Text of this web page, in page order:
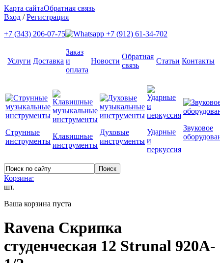
Карта сайтаОбратная связь
Вход /Регистрация
+7 (343) 206-07-75
+7 (912) 61-34-702
Услуги Доставка
Заказ
и
оплата
Новости
Обратная
связь
Статьи Контакты
Струнные
инструменты
Клавишные
инструменты
Духовые
инструменты
Ударные
и
перкуссия
Звуковое
Корзина:
шт.
Ваша корзина пуста
Ravena Скрипка
студенческая 12 Strunal 920A-